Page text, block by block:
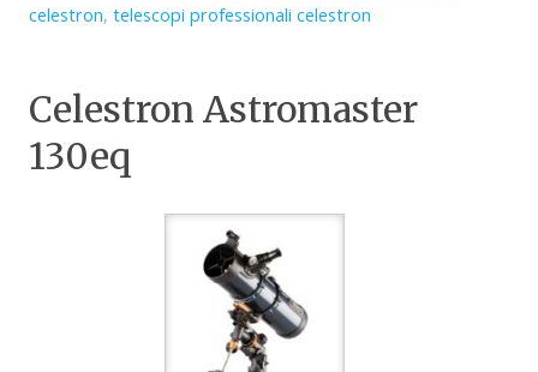
celestron,telescopi professionali celestron
Celestron Astromaster
130eq